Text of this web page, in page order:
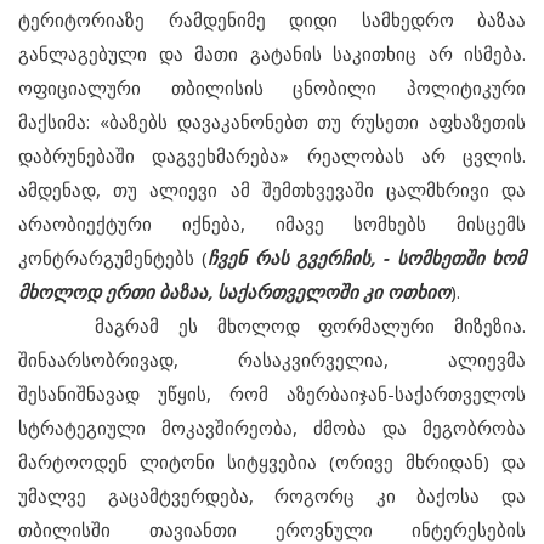
ტერიტორიაზე რამდენიმე დიდი სამხედრო ბაზაა
განლაგებული და მათი გატანის საკითხიც არ ისმება.
ოფიციალური თბილისის ცნობილი პოლიტიკური
მაქსიმა: «ბაზებს დავაკანონებთ თუ რუსეთი აფხაზეთის
დაბრუნებაში დაგვეხმარება» რეალობას არ ცვლის.
ამდენად, თუ ალიევი ამ შემთხვევაში ცალმხრივი და
არაობიექტური იქნება, იმავე სომხებს მისცემს
კონტრარგუმენტებს (ჩვენ რას გვერჩის, - სომხეთში ხომ
მხოლოდ ერთი ბაზაა, საქართველოში კი ოთხიო).
მაგრამ ეს მხოლოდ ფორმალური მიზეზია.
შინაარსობრივად, რასაკვირველია, ალიევმა
შესანიშნავად უწყის, რომ აზერბაიჯან-საქართველოს
სტრატეგიული მოკავშირეობა, ძმობა და მეგობრობა
მარტოოდენ ლიტონი სიტყვებია (ორივე მხრიდან) და
უმალვე გაცამტვერდება, როგორც კი ბაქოსა და
თბილისში თავიანთი ეროვნული ინტერესების